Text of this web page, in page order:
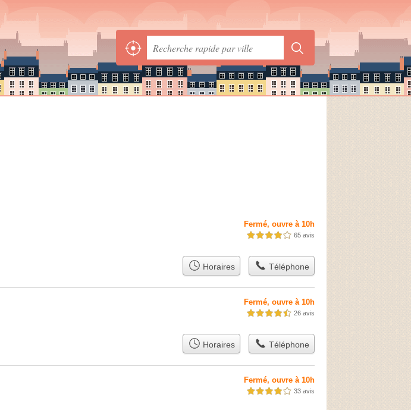
Fermé, ouvre à 10h
4,0 étoiles sur 5 65 avis
Horaires Téléphone
Fermé, ouvre à 10h
4,5 étoiles sur 5 26 avis
Horaires Téléphone
Fermé, ouvre à 10h
4,0 étoiles sur 5 33 avis